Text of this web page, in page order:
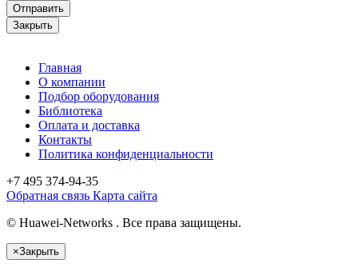
Отправить
Закрыть
Главная
О компании
Подбор оборудования
Библиотека
Оплата и доставка
Контакты
Политика конфиденциальности
+7 495 374-94-35
Обратная связь Карта сайта
© Huawei-Networks . Все права защищены.
×Закрыть